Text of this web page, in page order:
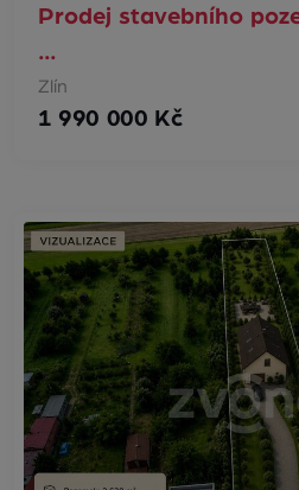
Prodej stavebního
…
Zlín
1 990 000 Kč